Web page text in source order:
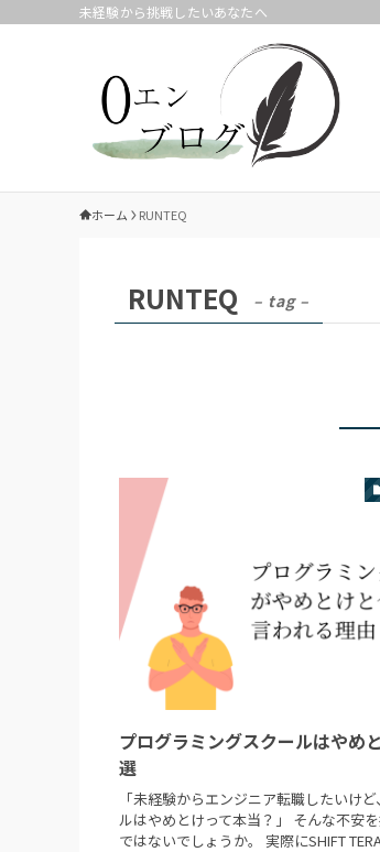
未経験から挑戦したいあなたへ
ホーム RUNTEQ
RUNTEQ – tag –
プログラミングスクールはやめ
選
「未経験からエンジニア転職したいけ
ルはやめとけって本当？」 そんな不安
ではないでしょうか。 実際にSHIFT